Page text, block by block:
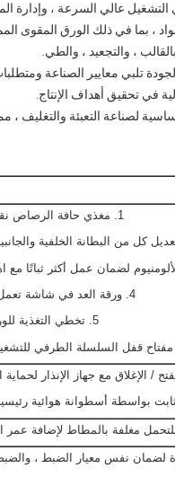
عالي السرعة ، وإدارة
، بما في ذلك الورق المقوى
، والتجعيد ، والطي.
تلبي معايير الصناعة
في تحقيق أهداف الإنتاج.
لصناعة التعبئة والتغليف ،
1. مغذي حافة الرصاص نقل الفراغ.
4. ورقة العد في شاشة تعمل باللمس.
5. تخطي التغذية للورقة الأكبر.
لضمان نفس معيار الضبط ،